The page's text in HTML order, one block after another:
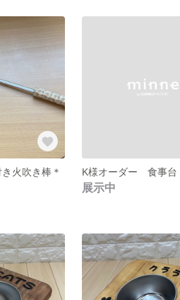
火吹き棒＊ K様オーダー 食事台
展示中